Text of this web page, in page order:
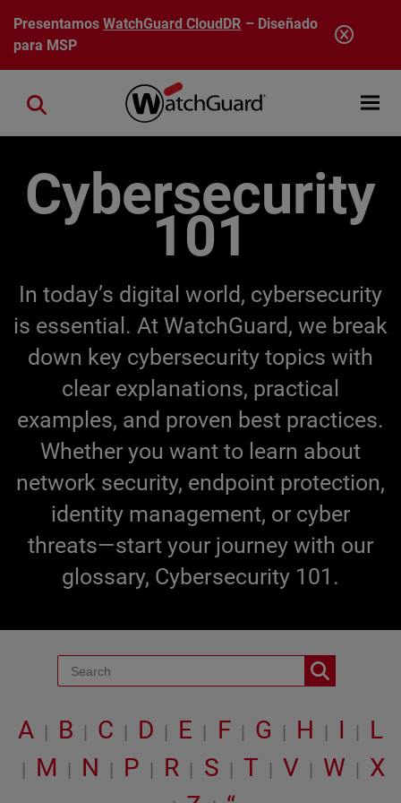
Pasar al contenido principal
PresentamosWatchGuard CloudDR – Diseñado
para MSP
Open
Close search
Cybersecurity
101
In today’s digital world, cybersecurity
is essential. At WatchGuard, we break
down key cybersecurity topics with
clear explanations, practical
examples, and proven best practices.
Whether you want to learn about
network security, endpoint protection,
identity management, or cyber
threats—start your journey with our
glossary, Cybersecurity 101.
A | B | C | D | E | F | G | H | I | L
| M | N | P | R | S | T | V | W | X